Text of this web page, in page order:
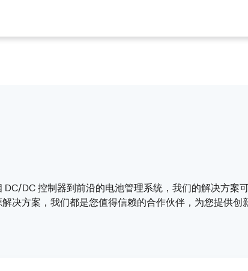
DC 控制器到前沿的电池管理系统，我们的解决方案
方案，我们都是您值得信赖的合作伙伴，为您提供创